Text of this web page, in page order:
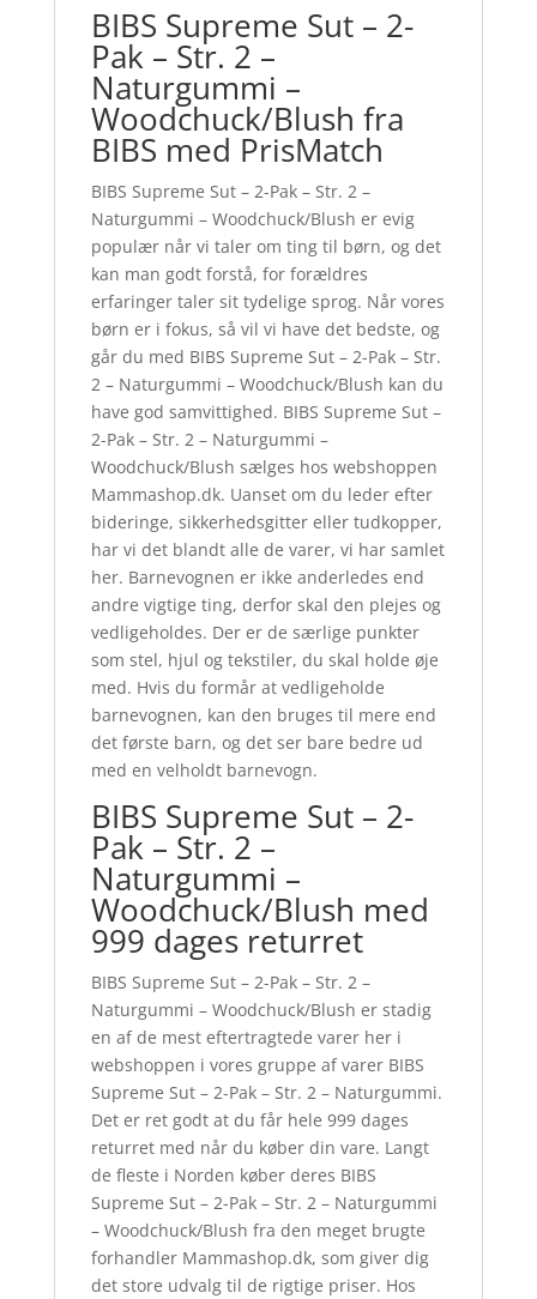
BIBS Supreme Sut – 2-
Pak – Str. 2 –
Naturgummi –
Woodchuck/Blush fra
BIBS med PrisMatch
BIBS Supreme Sut – 2-Pak – Str. 2 –
Naturgummi – Woodchuck/Blush er evig
populær når vi taler om ting til børn, og det
kan man godt forstå, for forældres
erfaringer taler sit tydelige sprog. Når vores
børn er i fokus, så vil vi have det bedste, og
går du med BIBS Supreme Sut – 2-Pak – Str.
2 – Naturgummi – Woodchuck/Blush kan du
have god samvittighed. BIBS Supreme Sut –
2-Pak – Str. 2 – Naturgummi –
Woodchuck/Blush sælges hos webshoppen
Mammashop.dk. Uanset om du leder efter
bideringe, sikkerhedsgitter eller tudkopper,
har vi det blandt alle de varer, vi har samlet
her. Barnevognen er ikke anderledes end
andre vigtige ting, derfor skal den plejes og
vedligeholdes. Der er de særlige punkter
som stel, hjul og tekstiler, du skal holde øje
med. Hvis du formår at vedligeholde
barnevognen, kan den bruges til mere end
det første barn, og det ser bare bedre ud
med en velholdt barnevogn.
BIBS Supreme Sut – 2-
Pak – Str. 2 –
Naturgummi –
Woodchuck/Blush med
999 dages returret
BIBS Supreme Sut – 2-Pak – Str. 2 –
Naturgummi – Woodchuck/Blush er stadig
en af de mest eftertragtede varer her i
webshoppen i vores gruppe af varer BIBS
Supreme Sut – 2-Pak – Str. 2 – Naturgummi.
Det er ret godt at du får hele 999 dages
returret med når du køber din vare. Langt
de fleste i Norden køber deres BIBS
Supreme Sut – 2-Pak – Str. 2 – Naturgummi
– Woodchuck/Blush fra den meget brugte
forhandler Mammashop.dk, som giver dig
det store udvalg til de rigtige priser. Hos